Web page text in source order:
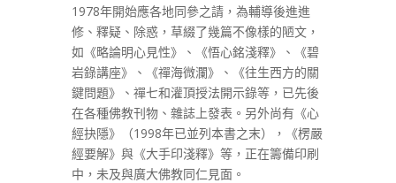
1978年開始應各地同參之請，為輔導後進進
修、釋疑、除惑，草綴了幾篇不像樣的陋文，
如《略論明心見性》、《悟心銘淺釋》、《碧
岩錄講座》、《禪海微瀾》、《往生西方的關
鍵問題》、禪七和灌頂授法開示錄等，已先後
在各種佛教刊物、雜誌上發表。另外尚有《心
經抉隱》（1998年已並列本書之末），《楞嚴
經要解》與《大手印淺釋》等，正在籌備印刷
中，未及與廣大佛教同仁見面。